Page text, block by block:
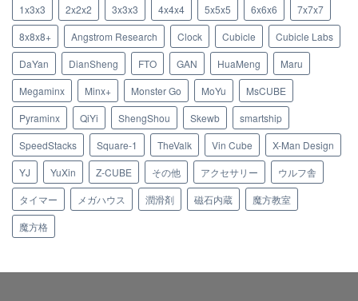
1x3x3 2x2x2 3x3x3 4x4x4 5x5x5 6x6x6
7x7x7
8x8x8+
Angstrom Research Clock Cubicle
Cubicle Labs
DaYan
DianSheng FTO GAN HuaMeng
Maru
Megaminx
Minx+ Monster Go MoYu
MsCUBE
Pyraminx
QiYi ShengShou Skewb
smartship
SpeedStacks
Square-1 TheValk Vin Cube
X-Man Design
YJ
YuXin Z-CUBE その他 アクセサリー
ウルフ舎
タイマー
メガハウス 潤滑剤 磁石内蔵
魔方教室
魔方格